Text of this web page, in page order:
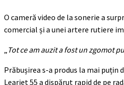
O cameră video de la sonerie a
comercial și a unei artere rutiere
„ Tot ce am auzit a fost un zgomot
Prăbușirea s-a produs la mai
Learjet 55 a dispărut rapid de pe